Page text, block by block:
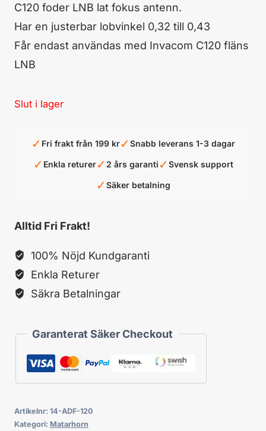
C120 foder LNB lat fokus antenn.
Har en justerbar lobvinkel 0,32 till 0,43
Får endast användas med Invacom C120 fläns
LNB
Slut i lager
✓ Fri frakt från 199 kr✓Snabb leverans 1-3 dagar
✓ Enkla returer✓ 2 års garanti ✓Svensk support
✓Säker betalning
Alltid Fri Frakt!
100% Nöjd Kundgaranti
Enkla Returer
Säkra Betalningar
Garanterat Säker Checkout
Artikelnr: 14-ADF-120
Kategori: Matarhorn